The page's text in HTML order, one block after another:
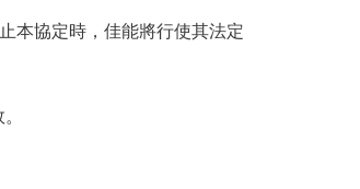
本協定時，佳能將行使其法定